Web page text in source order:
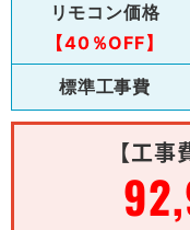
リモコン価格
【40％OFF】
標準工事費
【工事